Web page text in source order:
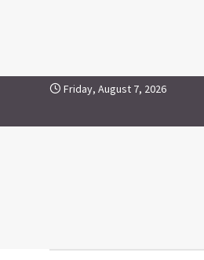
Skip to contentFriday, August 7, 2026